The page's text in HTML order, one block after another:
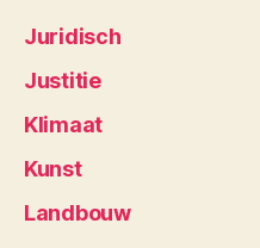
Juridisch
Justitie
Klimaat
Kunst
Landbouw